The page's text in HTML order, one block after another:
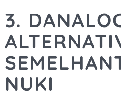
3.
NUKI